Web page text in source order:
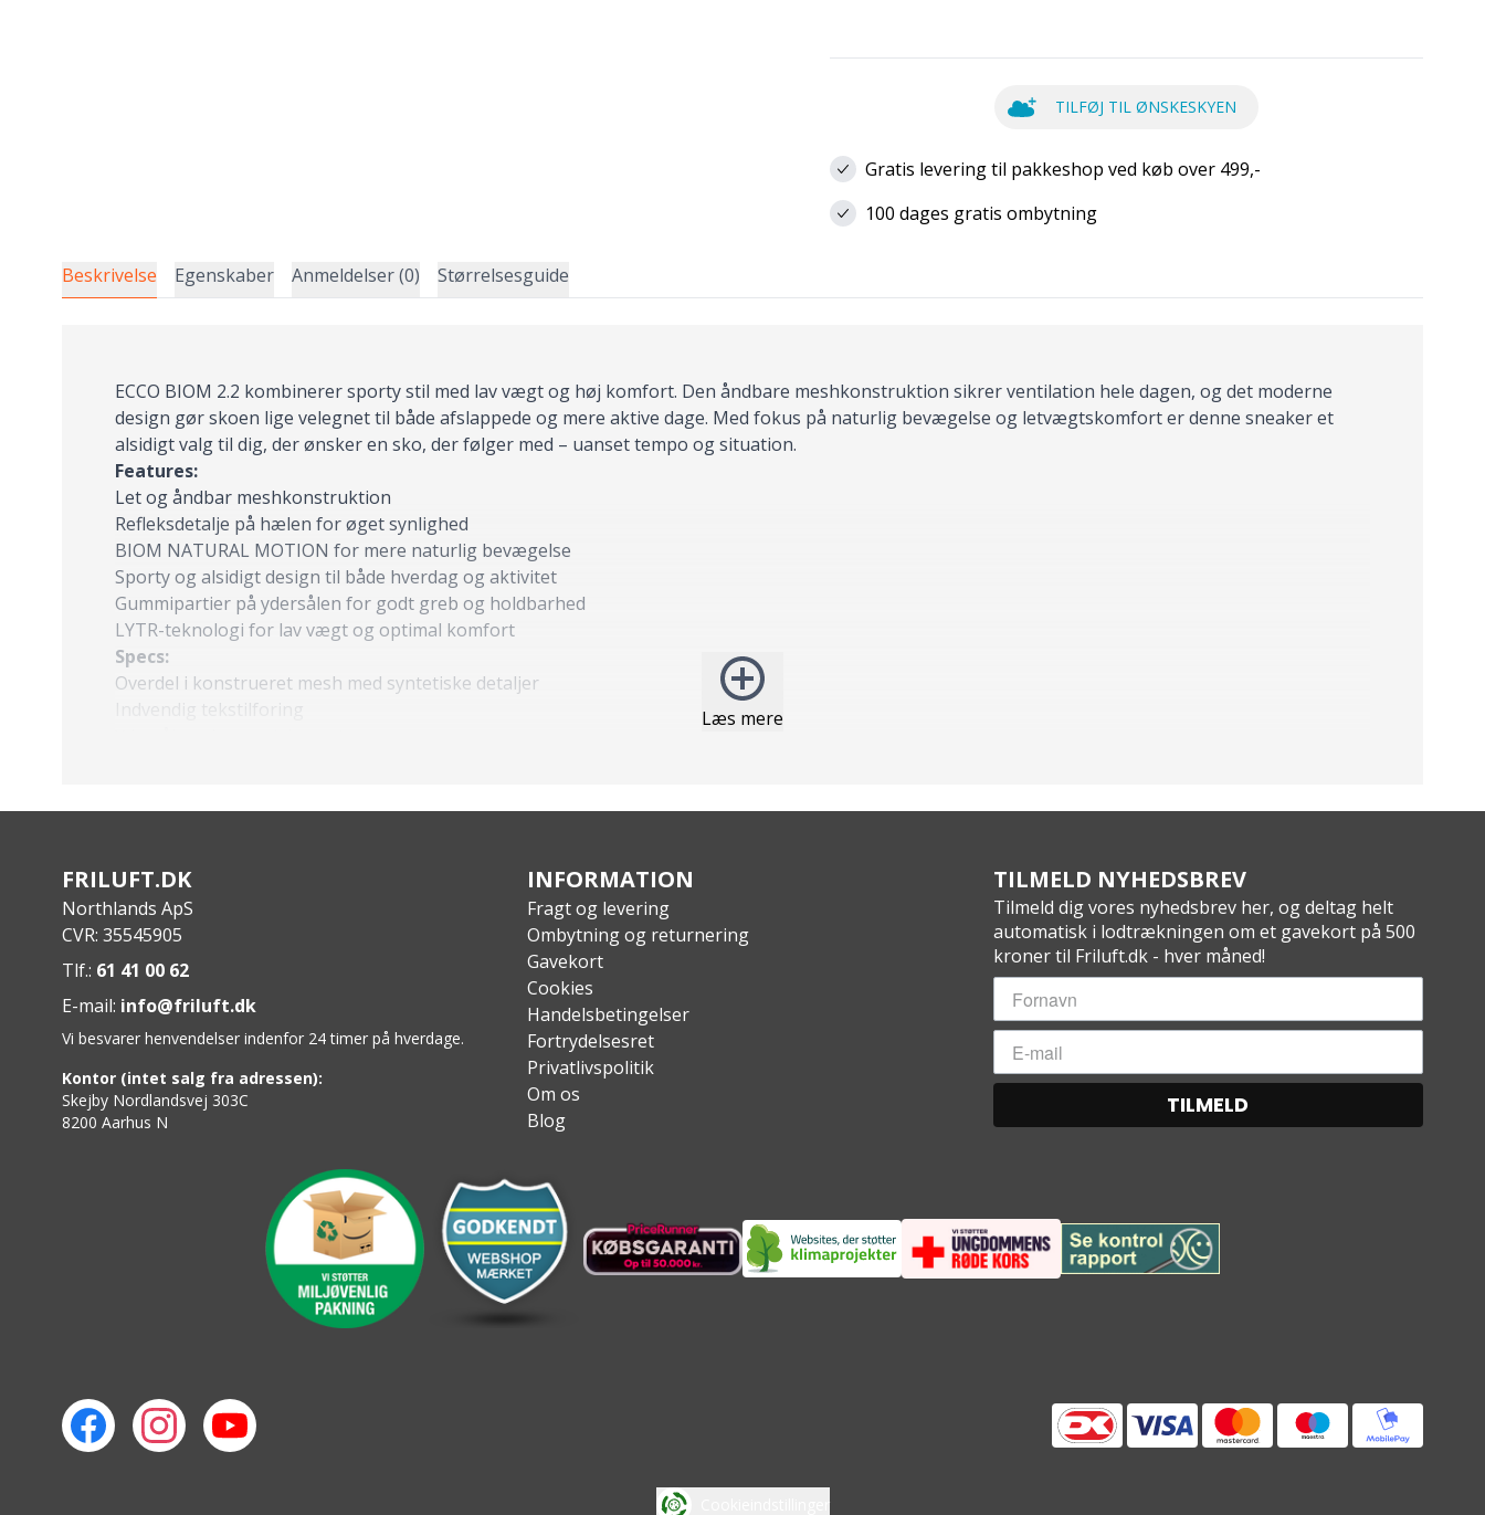
TILFØJ TIL ØNSKESKYEN
Gratis levering til pakkeshop ved køb over 499,-
100 dages gratis ombytning
Beskrivelse Egenskaber Anmeldelser (0) Størrelsesguide
Læs mere
ECCO BIOM 2.2 kombinerer sporty stil med lav vægt og høj komfort. Den åndbare meshkonstruktion sikrer ventilation hele dagen, og det moderne
design gør skoen lige velegnet til både afslappede og mere aktive dage. Med fokus på naturlig bevægelse og letvægtskomfort er denne sneaker et
alsidigt valg til dig, der ønsker en sko, der følger med – uanset tempo og situation.
Features:
Let og åndbar meshkonstruktion
Refleksdetalje på hælen for øget synlighed
BIOM NATURAL MOTION for mere naturlig bevægelse
Sporty og alsidigt design til både hverdag og aktivitet
Gummipartier på ydersålen for godt greb og holdbarhed
LYTR-teknologi for lav vægt og optimal komfort
Specs:
Overdel i konstrueret mesh med syntetiske detaljer
Indvendig tekstilforing
FRILUFT.DK
Northlands ApS
CVR: 35545905
Tlf.: 61 41 00 62
E-mail: info@friluft.dk
Vi besvarer henvendelser indenfor 24 timer på hverdage.
Kontor (intet salg fra adressen):
Skejby Nordlandsvej 303C
8200 Aarhus N
INFORMATION
Fragt og levering
Ombytning og returnering
Gavekort
Cookies
Handelsbetingelser
Fortrydelsesret
Privatlivspolitik
Om os
Blog
TILMELD NYHEDSBREV
Tilmeld dig vores nyhedsbrev her, og deltag helt
automatisk i lodtrækningen om et gavekort på 500
kroner til Friluft.dk - hver måned!
TILMELD